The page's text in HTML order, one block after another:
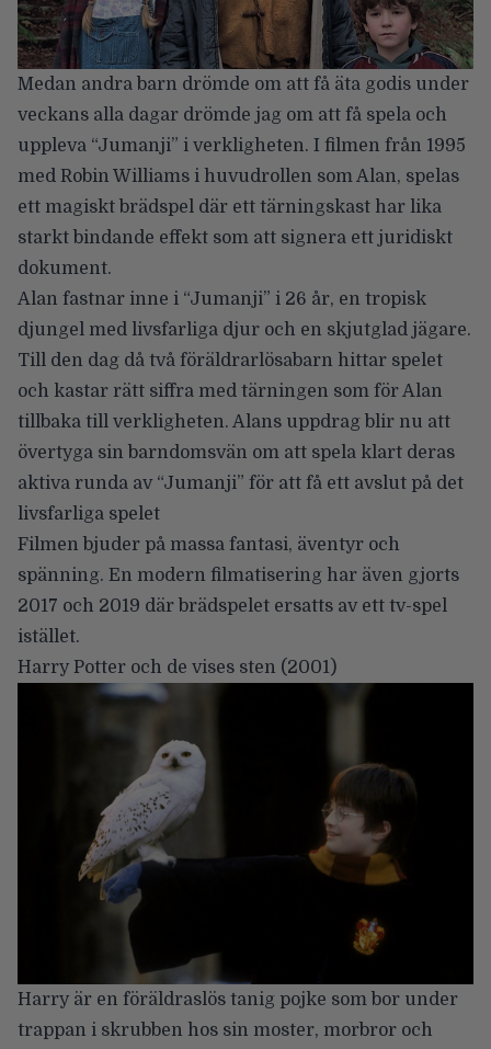
Medan andra barn drömde om att få äta godis under
veckans alla dagar drömde jag om att få spela och
uppleva “Jumanji” i verkligheten. I filmen från 1995
med Robin Williams i huvudrollen som Alan, spelas
ett magiskt brädspel där ett tärningskast har lika
starkt bindande effekt som att signera ett juridiskt
dokument.
Alan fastnar inne i “Jumanji” i 26 år, en tropisk
djungel med livsfarliga djur och en skjutglad jägare.
Till den dag då två föräldrarlösabarn hittar spelet
och kastar rätt siffra med tärningen som för Alan
tillbaka till verkligheten. Alans uppdrag blir nu att
övertyga sin barndomsvän om att spela klart deras
aktiva runda av “Jumanji” för att få ett avslut på det
livsfarliga spelet
Filmen bjuder på massa fantasi, äventyr och
spänning. En modern filmatisering har även gjorts
2017 och 2019 där brädspelet ersatts av ett tv-spel
istället.
Harry Potter och de vises sten (2001)
Harry är en föräldraslös tanig pojke som bor under
trappan i skrubben hos sin moster, morbror och